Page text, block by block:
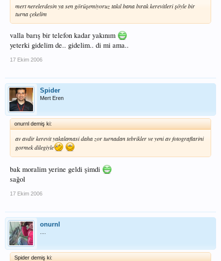
mert nerelerdesin ya sen görüşemiyoruz takıl bana bırak kerevitleri şöyle bir
turna çekelim
valla barış bir telefon kadar yakınım
yeterki gidelim de.. gidelim.. di mi ama..
17 Ekim 2006
Spider
Mert Eren
onurnl demiş ki:
av avdir kerevit yakalamasi daha zor turnadan tebrikler ve yeni av fotograflarini
gormek dilegiyle
bak moralim yerine geldi şimdi
sağol
17 Ekim 2006
onurnl
Spider demiş ki: